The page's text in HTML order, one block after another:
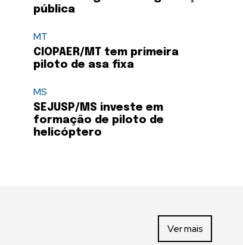
pública
MT
CIOPAER/MT tem primeira
piloto de asa fixa
MS
SEJUSP/MS investe em
formação de piloto de
helicóptero
Ver mais